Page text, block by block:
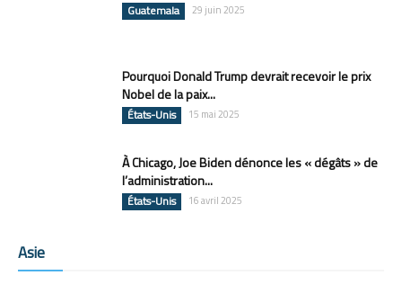
Guatemala 29 juin 2025
Pourquoi Donald Trump devrait recevoir le prix
Nobel de la paix...
États-Unis 15 mai 2025
À Chicago, Joe Biden dénonce les « dégâts » de
l’administration...
États-Unis 16 avril 2025
Asie